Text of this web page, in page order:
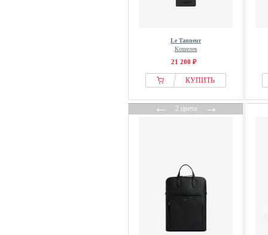
Le Tanneur
Кошелек
21 200 ₽
КУПИТЬ
←2 цвета→